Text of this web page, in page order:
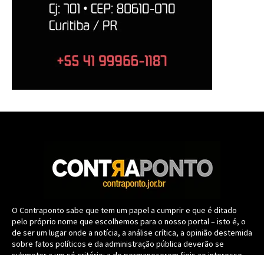
O Contraponto sabe que tem um papel a cumprir e que é ditado
pelo próprio nome que escolhemos para o nosso portal – isto é, o
de ser um lugar onde a notícia, a análise crítica, a opinião destemida
sobre fatos políticos e da administração pública deverão se